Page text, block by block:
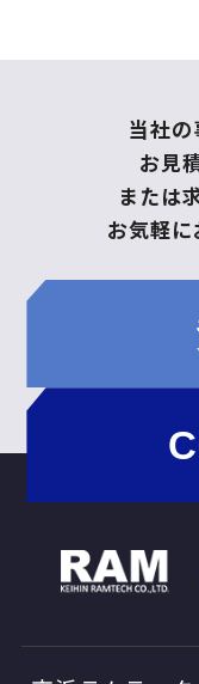
当社の
お見
または
お気軽に